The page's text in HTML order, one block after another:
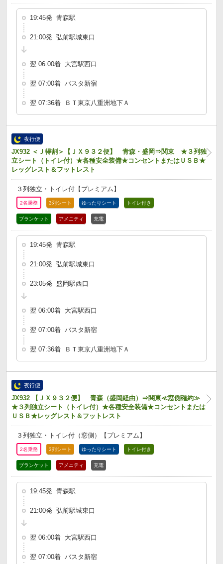
19:45発 青森駅
21:00発 弘前駅城東口
翌 06:00着 大宮駅西口
翌 07:00着 バスタ新宿
翌 07:36着 ＢＴ東京八重洲地下Ａ
夜行便
JX932 ＜Ｊ得割＞【ＪＸ９３２便】 青森・盛岡⇒関東 ★３列独
立シート（トイレ付）★各種安全装備★コンセントまたはＵＳＢ★
レッグレスト＆フットレスト
３列独立・トイレ付【プレミアム】
2名乗務 3列シート ゆったりシート トイレ付き
ブランケット アメニティ 充電
19:45発 青森駅
21:00発 弘前駅城東口
23:05発 盛岡駅西口
翌 06:00着 大宮駅西口
翌 07:00着 バスタ新宿
翌 07:36着 ＢＴ東京八重洲地下Ａ
夜行便
JX932 【ＪＸ９３２便】 青森（盛岡経由）⇒関東≪窓側確約≫
★３列独立シート（トイレ付）★各種安全装備★コンセントまたは
ＵＳＢ★レッグレスト＆フットレスト
３列独立・トイレ付（窓側）【プレミアム】
2名乗務 3列シート ゆったりシート トイレ付き
ブランケット アメニティ 充電
19:45発 青森駅
21:00発 弘前駅城東口
翌 06:00着 大宮駅西口
翌 07:00着 バスタ新宿